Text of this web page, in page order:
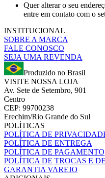
Quer alterar o seu
entre em contato com o
INSTITUCIONAL
SOBRE A MARCA
FALE CONOSCO
SEJA UMA REVENDA
Produzido no Brasil
VISITE NOSSA LOJA
Av. Sete de Setembro, 901
Centro
CEP: 99700238
Erechim/Rio Grande do Sul
POLÍTICAS
POLÍTICA DE
POLÍTICA DE ENTREGA
POLÍTICA DE PAGAMENTO
POLÍTICA DE TROCAS E
GARANTIA VAREJO